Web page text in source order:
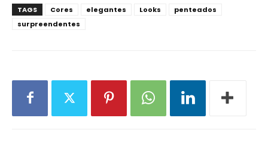
TAGS Cores elegantes Looks
penteados
surpreendentes